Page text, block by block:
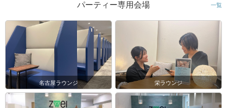
パーティー専用会場 一覧
名古屋ラウンジ 栄ラウンジ